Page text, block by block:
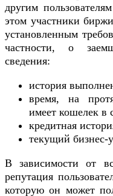
другим
этом участники
установленным
частности, о
сведения:
история
время, на
имеет кошелек в
кредитная
текущий бизнес-
В зависимости от
репутация
которую он может